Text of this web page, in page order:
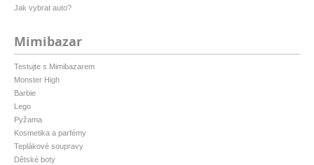
Jak vybrat auto?
Mimibazar
Testujte s Mimibazarem
Monster High
Barbie
Lego
Pyžama
Kosmetika a parfémy
Teplákové soupravy
Dětské boty